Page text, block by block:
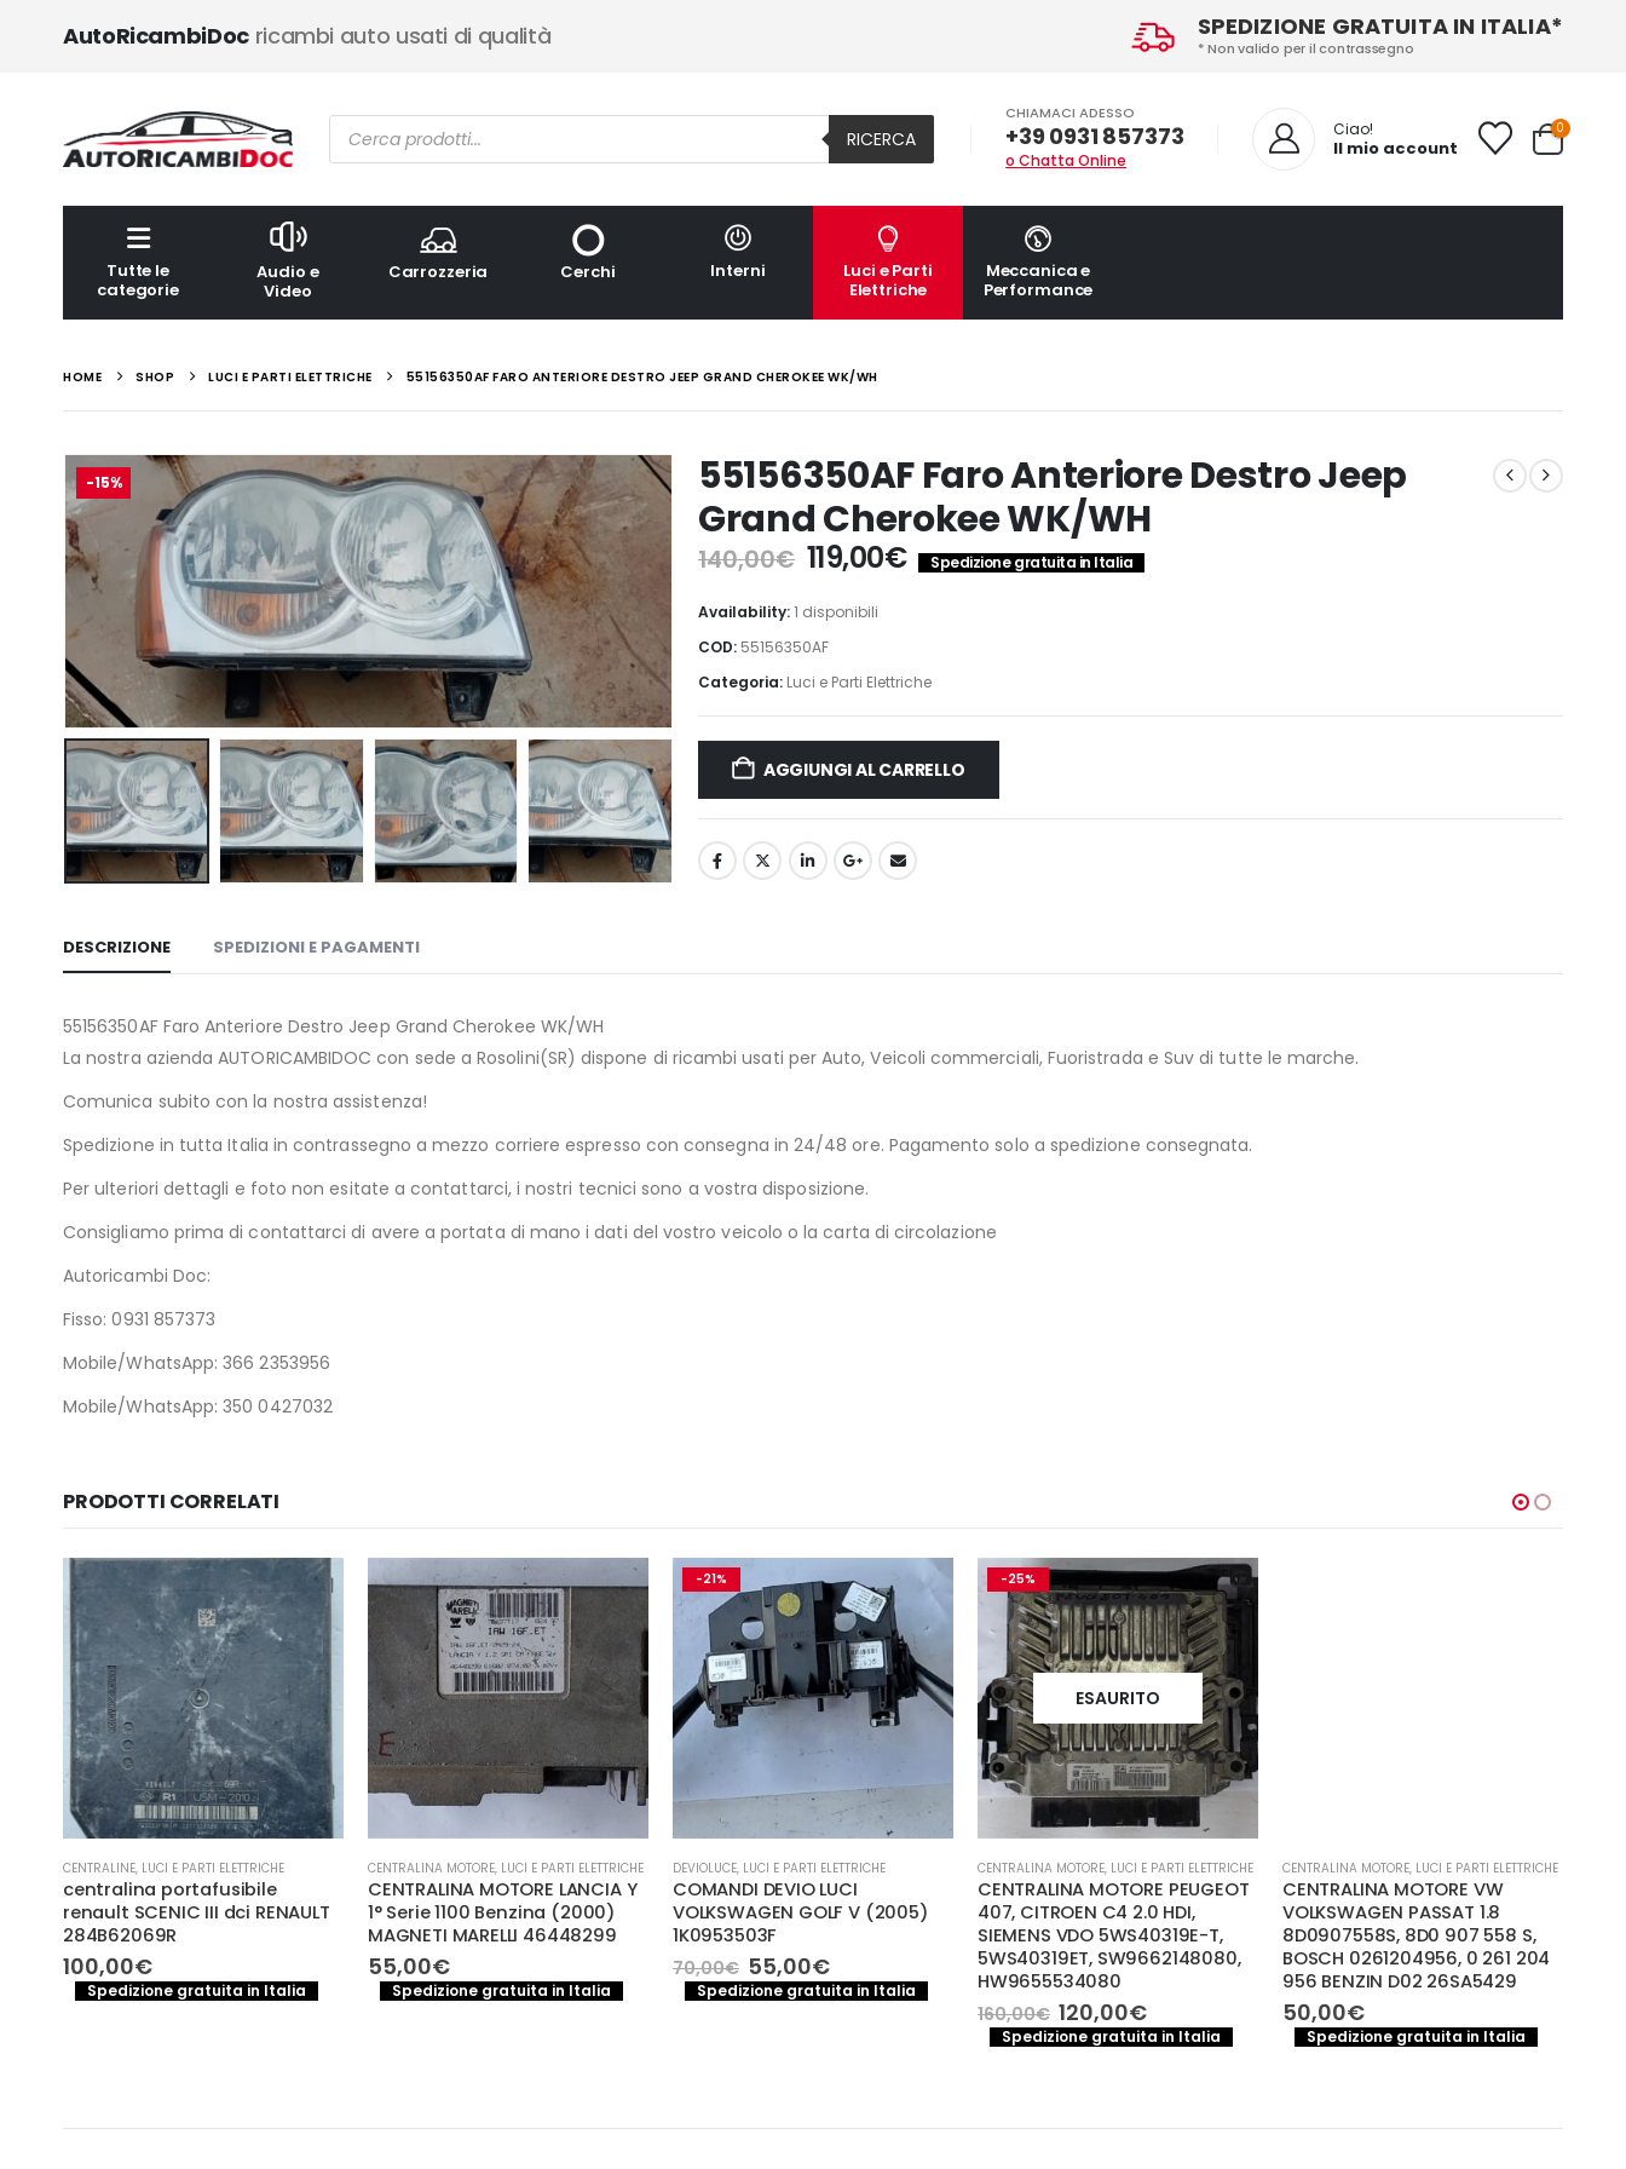
SPEDIZIONE GRATUITA IN ITALIA*
* Non valido per il contrassegno
AutoRicambiDocricambi auto usati di qualità
Ricerca
prodotti RICERCA
CHIAMACI ADESSO
+39 0931 857373
o Chatta Online
Ciao!
Il mio account
0
Tutte le
categorie
Audio e
Video
Carrozzeria Cerchi Interni
Luci e Parti
Elettriche
Meccanica e
Performance
HOME SHOP LUCI E PARTI ELETTRICHE 55156350AF FARO ANTERIORE DESTRO JEEP GRAND CHEROKEE WK/WH
-15%
55156350AF Faro Anteriore Destro Jeep
Grand Cherokee WK/WH
140,00€ Il
prezzo
originale
era:
140,00€.
119,00€Il
prezzo
119,00€.
Spedizione gratuita in Italia
Availability:1 disponibili
COD: 55156350AF
Categoria: Luci e Parti Elettriche
AGGIUNGI AL CARRELLO
DESCRIZIONE SPEDIZIONI E PAGAMENTI
55156350AF Faro Anteriore Destro Jeep Grand Cherokee WK/WH
La nostra azienda AUTORICAMBIDOC con sede a Rosolini(SR) dispone di ricambi usati per Auto, Veicoli commerciali, Fuoristrada e Suv di tutte le marche.
Comunica subito con la nostra assistenza!
Spedizione in tutta Italia in contrassegno a mezzo corriere espresso con consegna in 24/48 ore. Pagamento solo a spedizione consegnata.
Per ulteriori dettagli e foto non esitate a contattarci, i nostri tecnici sono a vostra disposizione.
Consigliamo prima di contattarci di avere a portata di mano i dati del vostro veicolo o la carta di circolazione
Autoricambi Doc:
Fisso: 0931 857373
Mobile/WhatsApp: 366 2353956
Mobile/WhatsApp: 350 0427032
PRODOTTI CORRELATI
CENTRALINE, LUCI E PARTI ELETTRICHE
centralina portafusibile
renault SCENIC III dci RENAULT
284B62069R
100,00€
Spedizione gratuita in Italia
CENTRALINA MOTORE, LUCI E PARTI ELETTRICHE
CENTRALINA MOTORE LANCIA Y
1° Serie 1100 Benzina (2000)
MAGNETI MARELLI 46448299
55,00€
Spedizione gratuita in Italia
-21%
DEVIOLUCE, LUCI E PARTI ELETTRICHE
COMANDI DEVIO LUCI
VOLKSWAGEN GOLF V (2005)
1K0953503F
70,00€ Il
prezzo
originale
55,00€Il
prezzo
attuale
Spedizione gratuita in Italia
-25%
ESAURITO
CENTRALINA MOTORE, LUCI E PARTI ELETTRICHE
CENTRALINA MOTORE PEUGEOT
407, CITROEN C4 2.0 HDI,
SIEMENS VDO 5WS40319E-T,
5WS40319ET, SW9662148080,
HW9655534080
160,00€ Il
prezzo
originale
120,00€Il
prezzo
attuale
Spedizione gratuita in Italia
CENTRALINA MOTORE, LUCI E PARTI ELETTRICHE
CENTRALINA MOTORE VW
VOLKSWAGEN PASSAT 1.8
8D0907558S, 8D0 907 558 S,
BOSCH 0261204956, 0 261 204
956 BENZIN D02 26SA5429
50,00€
Spedizione gratuita in Italia